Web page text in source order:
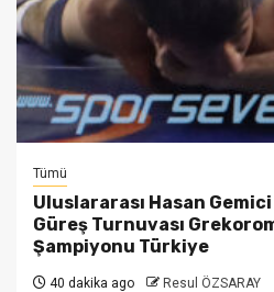
Tümü
Uluslararası Hasan
Güreş Turnuvası
Şampiyonu Türkiye
40 dakika ago Resul ÖZSARAY